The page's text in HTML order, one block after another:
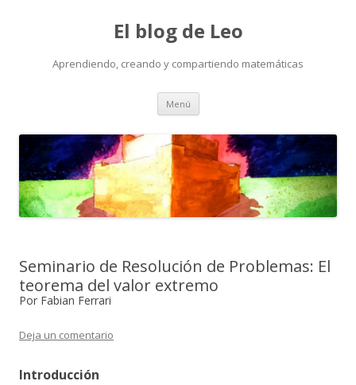
El blog de Leo
Aprendiendo, creando y compartiendo matemáticas
Menú Saltar
contenido
Seminario de Resolución de Problemas: El
teorema del valor extremo
Por Fabian Ferrari
Deja un comentario
Introducción